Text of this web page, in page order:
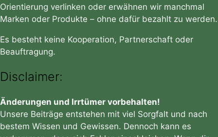
Orientierung verlinken oder erwähnen wir manchmal
Marken oder Produkte – ohne dafür bezahlt zu werden.
Es besteht keine Kooperation, Partnerschaft oder
Beauftragung.
Disclaimer:
Änderungen und Irrtümer vorbehalten!
Unsere Beiträge entstehen mit viel Sorgfalt und nach
bestem Wissen und Gewissen. Dennoch kann es